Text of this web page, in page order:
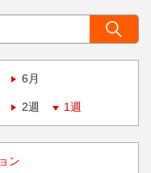
6月
2週 1週
ン